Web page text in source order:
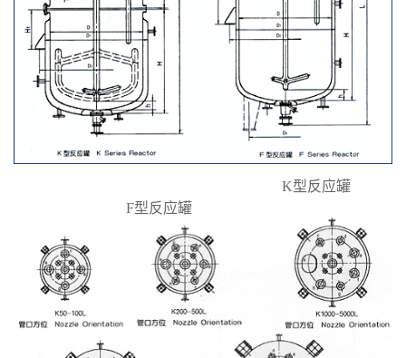
K型反应罐
F型反应罐